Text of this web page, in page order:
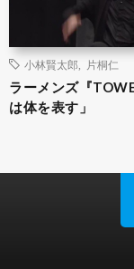
小林賢太郎 片桐仁
ラーメンズ『
は体を表す」